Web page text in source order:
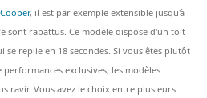
, il est par exemple extensible jusqu'à
sont rabattus. Ce modèle dispose d'un toit
replie en 18 secondes. Si vous êtes plutôt
exclusives, les modèles
ravir. Vous avez le choix entre plusieurs